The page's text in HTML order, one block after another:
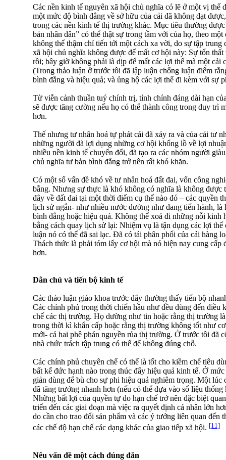
Các nền kinh tế nguyên xã hội chủ nghĩa có lẽ ở một vị thế
một mức độ bình đẳng về sở hữu của cải đã không đạt
trong các nền kinh tế thị trường khác. Mục tiêu thường
bản nhân dân” có thể thật sự trong tầm với của họ, theo
không thể thậm chí tiến tới một cách xa vời, do sự tập trung
xã hội chủ nghĩa không được để mất cơ hội này: Sự tổn thất
rồi; bây giờ không phải là dịp để mất các lợi thế mà một cải
(Trong thảo luận ở trước tôi đã lập luận chống luận điểm
bình đẳng và hiệu quả; và ủng hộ các lợi thế đi kèm với sự
Từ viễn cảnh thuần tuý chính trị, tính chính đáng dài hạn
sẽ được tăng cường nếu họ có thể thành công trong duy trì
hơn.
Thế nhưng tư nhân hoá tự phát cái đã xảy ra và của cải tư
những người đã lợi dụng những cơ hội khổng lồ về lợi
nhiều nền kinh tế chuyển đổi, đã tạo ra các nhóm người
chủ nghĩa tư bản bình đẳng trở nên rất khó khăn.
Có một số vấn đề khó về tư nhân hoá đất đai, vốn công
bằng. Nhưng sự thực là khó không có nghĩa là không
đây về đất đai tại một thời điểm cụ thể nào đó – các quyền
lịch sử ngắn- như nhiều nước dường như đang tiến hành,
bình đẳng hoặc hiệu quả. Không thể xoá đi những nỗi kinh
bằng cách quay lịch sử lại: Nhiệm vụ là tận dụng các lợi thế
luận nó có thể đã sai lạc. Đã có tái phân phối của cải hàng
Thách thức là phải tóm lấy cơ hội mà nó hiện nay cung cấp
hơn.
Dân chủ và tiến bộ kinh tế
Các thảo luận giáo khoa trước đây thường thấy tiến bộ
Các chính phủ trong thời chiến hầu như đều dùng đến điều
chế các thị trường. Họ dường như tin hoặc rằng thị trường
trong thời kì khẩn cấp hoặc rằng thị trường không tốt như
mới- cả hai phê phán nguyền rủa thị trường. Ở trước tôi đã
nhà chức trách tập trung có thể để không đúng chỗ.
Các chính phủ chuyên chế có thể là tốt cho kiềm chế tiêu
bất kể đức hạnh nào trong thúc đẩy hiệu quả kinh tế. Ở
giản dùng để bù cho sự phi hiệu quả nghiêm trọng. Một lúc
đã tăng trưởng nhanh hơn (nếu có thể dựa vào số liệu
Những bất lợi của quyền tự do hạn chế trở nên đặc biệt
triển đến các giai đoạn mà việc ra quyết định cá nhân lớn
do cần cho trao đổi sản phẩm và các ý tưởng liên quan đến
các chế độ hạn chế các dạng khác của giao tiếp xã hội. [11]
Nêu vấn đề một cách đúng đắn